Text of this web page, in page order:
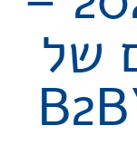
של